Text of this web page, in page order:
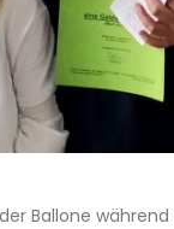
Ballone